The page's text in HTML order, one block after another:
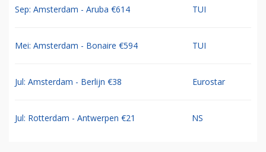
Sep: Amsterdam - Aruba €614 TUI
Mei: Amsterdam - Bonaire €594 TUI
Jul: Amsterdam - Berlijn €38 Eurostar
Jul: Rotterdam - Antwerpen €21 NS